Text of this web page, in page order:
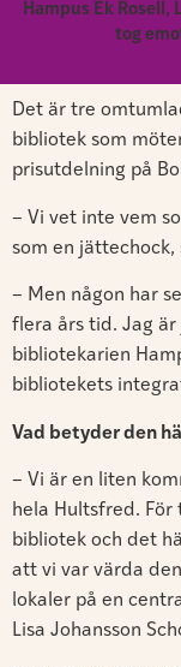
Hampus Ek Rosell,
tog
Det är tre
bibliotek som
prisutdelning på
– Vi vet inte vem
som en jättechock,
– Men någon har
flera års tid. Jag
bibliotekarien
bibliotekets
Vad betyder den
– Vi är en liten
hela Hultsfred.
bibliotek och det
att vi var värda
lokaler på en
Lisa Johansson